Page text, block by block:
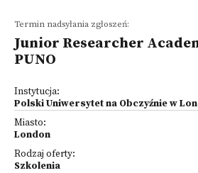
Termin nadsyłania zgłoszeń:
Junior Researcher
PUNO
Instytucja:
Polski Uniwersytet na Obczyźnie w
Miasto:
London
Rodzaj oferty:
Szkolenia